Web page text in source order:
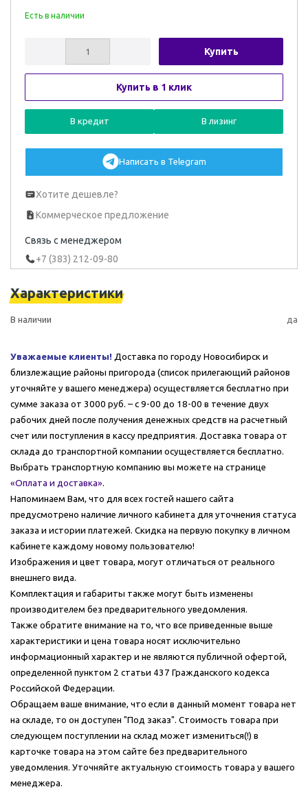
Есть в наличии
Купить
Купить в 1 клик
В кредит В лизинг
Написать в Telegram
Хотите дешевле?
Коммерческое предложение
Связь с менеджером
+7 (383) 212-09-80
Характеристики
В наличии да
Уважаемые клиенты! Доставка по городу Новосибирск и
близлежащие районы пригорода (список прилегающий районов
уточняйте у вашего менеджера) осуществляется бесплатно при
сумме заказа от 3000 руб. – с 9-00 до 18-00 в течение двух
рабочих дней после получения денежных средств на расчетный
счет или поступления в кассу предприятия. Доставка товара от
склада до транспортной компании осуществляется бесплатно.
Выбрать транспортную компанию вы можете на странице
«Оплата и доставка».
Напоминаем Вам, что для всех гостей нашего сайта
предусмотрено наличие личного кабинета для уточнения статуса
заказа и истории платежей. Скидка на первую покупку в личном
кабинете каждому новому пользователю!
Изображения и цвет товара, могут отличаться от реального
внешнего вида.
Комплектация и габариты также могут быть изменены
производителем без предварительного уведомления.
Также обратите внимание на то, что все приведенные выше
характеристики и цена товара носят исключительно
информационный характер и не являются публичной офертой,
определенной пунктом 2 статьи 437 Гражданского кодекса
Российской Федерации.
Обращаем ваше внимание, что если в данный момент товара нет
на складе, то он доступен "Под заказ". Стоимость товара при
следующем поступлении на склад может измениться(!) в
карточке товара на этом сайте без предварительного
уведомления. Уточняйте актуальную стоимость товара у вашего
менеджера.